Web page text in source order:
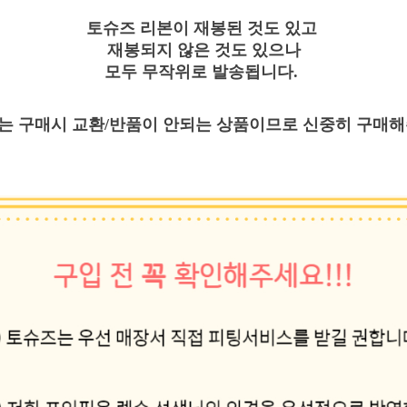
토슈즈 리본이 재봉된 것도 있고
재봉되지 않은 것도 있으나
모두 무작위로 발송됩니다.
구매시 교환/반품이 안되는 상품이므로 신중히 구매